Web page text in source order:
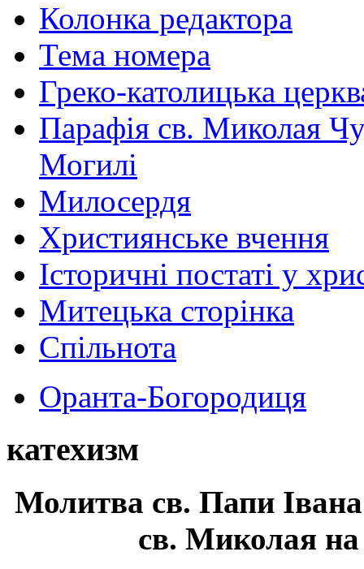
Колонка редактора
Тема номера
Греко-католицька
Парафія св. Миколая
Могилі
Милосердя
Християнське вчення
Історичні постаті у
Митецька сторінка
Спільнота
Оранта-Богородиця
катехизм
Молитва св. Папи
св. Миколая на